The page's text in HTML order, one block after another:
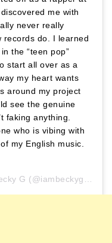
me with
never really
records do. I learned
the “teen pop”
start all over as a
my heart wants
around my project
see the genuine
faking anything.
who is vibing with
my English music.
G (@iambeckyg) el